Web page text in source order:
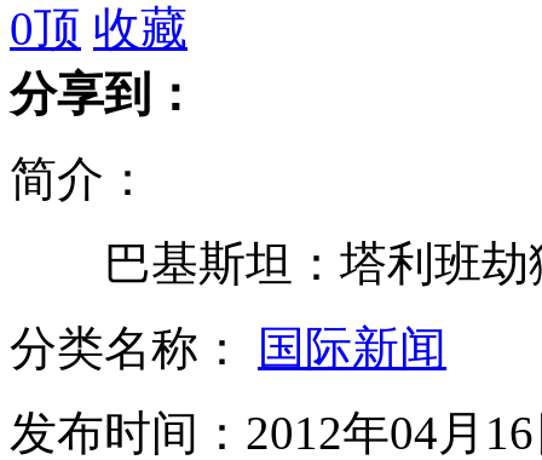
侵华日军细菌战受害者家属在日控诉
金正恩最新官方照穿西装打领带
巴基斯坦结婚礼服时装周上演
0顶 收藏
分享到：
简介：
巴基斯坦：塔利班劫
分类名称：
国际新闻
发布时间：2012年04月